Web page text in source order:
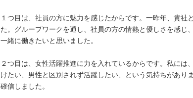
１つ目は、社員の方に魅力を感じたからです。一昨年、貴社
た。グループワークを通し、社員の方の情熱と優しさを感じ
一緒に働きたいと思いました。
２つ目は、女性活躍推進に力を入れているからです。私に
けたい、男性と区別されず活躍したい、という気持ちがあり
確信しました。